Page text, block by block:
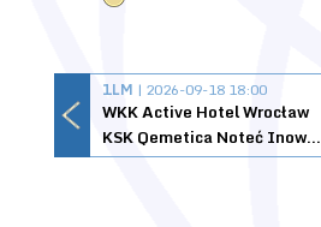
1LM | 2026-09-18 18:00
WKK Active Hotel Wrocław
KSK Qemetica Noteć Inowrocław